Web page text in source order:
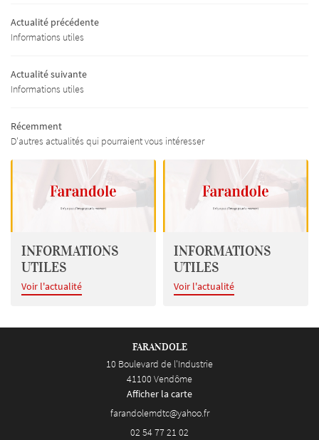
– Mercerie
Collections
Actualités
REJOIGNEZ-
Actualité précédente
Informations utiles
Actualité suivante
Informations utiles
Récemment
D'autres actualités qui pourraient vous intéresser
INFORMATIONS
UTILES
Voir l'actualité
INFORMATIONS
UTILES
Voir l'actualité
FARANDOLE
10 Boulevard de l'Industrie
41100 Vendôme
Afficher la carte
02 54 77 21 02